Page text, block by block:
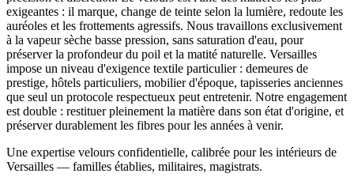
exigeantes : il marque, change de teinte selon la lumière, redoute les
auréoles et les frottements agressifs. Nous travaillons exclusivement
à la vapeur sèche basse pression, sans saturation d'eau, pour
préserver la profondeur du poil et la matité naturelle. Versailles
impose un niveau d'exigence textile particulier : demeures de
prestige, hôtels particuliers, mobilier d'époque, tapisseries anciennes
que seul un protocole respectueux peut entretenir. Notre engagement
est double : restituer pleinement la matière dans son état d'origine, et
préserver durablement les fibres pour les années à venir.
Une expertise velours confidentielle, calibrée pour les intérieurs de
Versailles — familles établies, militaires, magistrats.